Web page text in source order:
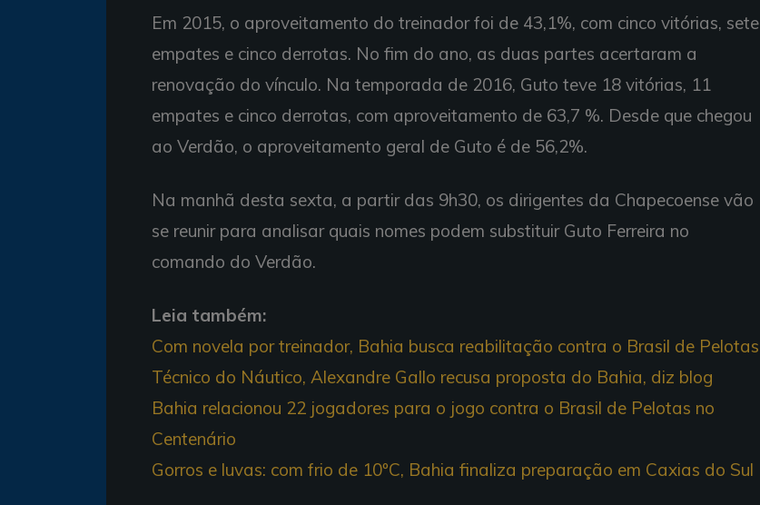
Em 2015, o aproveitamento do treinador foi de 43,1%, com cinco vitórias, sete
empates e cinco derrotas. No fim do ano, as duas partes acertaram a
renovação do vínculo. Na temporada de 2016, Guto teve 18 vitórias, 11
empates e cinco derrotas, com aproveitamento de 63,7 %. Desde que chegou
ao Verdão, o aproveitamento geral de Guto é de 56,2%.
Na manhã desta sexta, a partir das 9h30, os dirigentes da Chapecoense vão
se reunir para analisar quais nomes podem substituir Guto Ferreira no
comando do Verdão.
Leia também:
Com novela por treinador, Bahia busca reabilitação contra o Brasil de Pelotas
Técnico do Náutico, Alexandre Gallo recusa proposta do Bahia, diz blog
Bahia relacionou 22 jogadores para o jogo contra o Brasil de Pelotas no
Centenário
Gorros e luvas: com frio de 10ºC, Bahia finaliza preparação em Caxias do Sul